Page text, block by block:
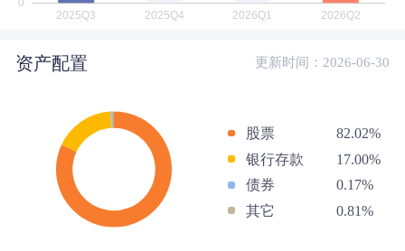
资产配置 更新时间：2026-06-30
股票
82.02%
银行存款
17.00%
债券
0.17%
其它
0.81%